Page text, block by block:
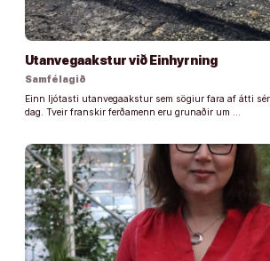
Utanvegaakstur við Einhyrning
Samfélagið
Einn ljótasti utanvegaakstur sem sögiur fara af átti
dag. Tveir franskir ferðamenn eru grunaðir um …